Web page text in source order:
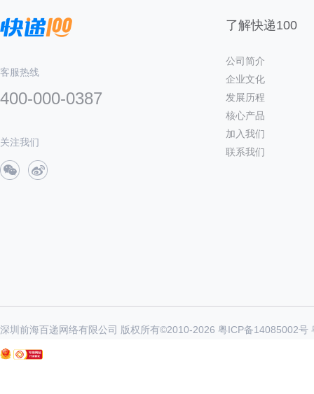
客服热线
400-000-0387
关注我们
了解快递100
公司简介
企业文化
发展历程
核心产品
加入我们
联系我们
深圳前海百递网络有限公司 版权所有©2010-2026 粤ICP备14085002号